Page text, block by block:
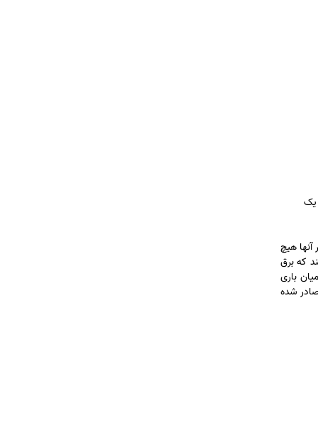
یک
هیچ
که برق
باری
شده